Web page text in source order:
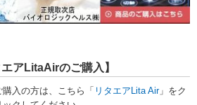
アLitaAirのご購入】
入の方は、こちら「 リタエアLita Air」 をク